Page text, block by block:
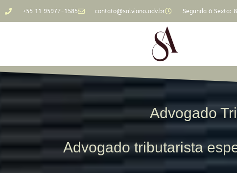
+55 11 95977-1585 contato@salviano.adv.br Segunda á Sexta:
Advogado
Advogado tributarista